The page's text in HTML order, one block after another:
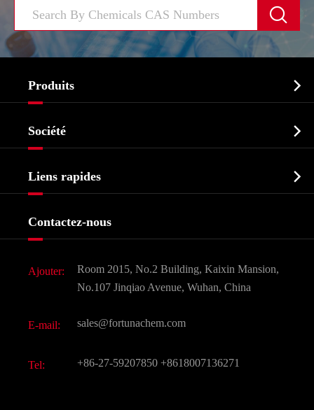

Produits 
Biochimique
Produits agrochimiques et intermédiaires
Ingrédients cosmétiques
Saveurs et parfums
CAS chimiques
Société 
Histoire de l'entreprise
Liens rapides 
Contactez-nous
Ajouter:
Room 2015, No.2 Building, Kaixin Mansion,
No.107 Jinqiao Avenue, Wuhan, China
E-mail: sales@fortunachem.com
Tel: +86-27-59207850 +8618007136271